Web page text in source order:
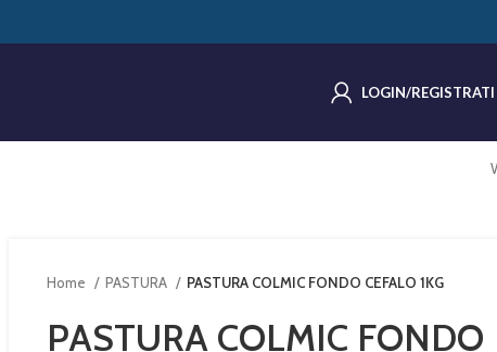
LOGIN/REGISTRATI
Home PASTURA PASTURA COLMIC FONDO CEFALO 1KG
PASTURA COLMIC FONDO